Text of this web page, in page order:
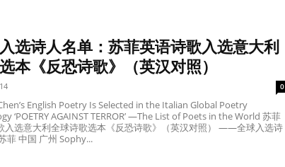
选诗人名单：苏菲英语诗歌入选意大利
本《反恐诗歌》（英汉对照）
0
English Poetry Is Selected in the Italian Global Poetry
‘POETRY AGAINST TERROR’ —The List of Poets in the World 苏菲
入选意大利全球诗歌选本《反恐诗歌》（英汉对照） ——全球入选诗
菲 中国 广州 Sophy...